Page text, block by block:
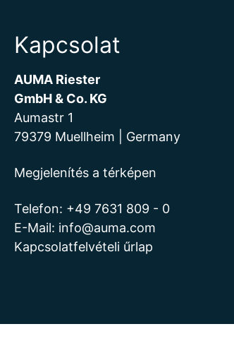
Kapcsolat
AUMA Riester
GmbH & Co. KG
Aumastr 1
79379 Muellheim | Germany
Megjelenítés a térképen
Telefon: +49 7631 809 - 0
E-Mail: info@auma.com
Kapcsolatfelvételi űrlap